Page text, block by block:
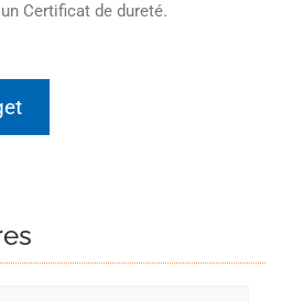
Certificat de dureté.